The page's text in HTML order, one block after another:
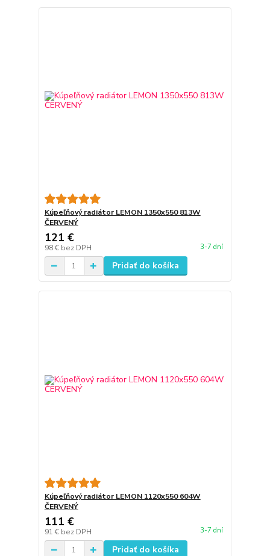
Kúpeľňový radiátor LEMON 1350x550 813W
ČERVENÝ
121 €
98 € bez DPH 3-7 dní
Pridať do košíka
Kúpeľňový radiátor LEMON 1120x550 604W
ČERVENÝ
111 €
91 € bez DPH 3-7 dní
Pridať do košíka